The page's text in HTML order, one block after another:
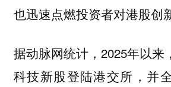
也迅速点燃投资者对港股创
据动脉网统计，2025年以来
科技新股登陆港交所，并